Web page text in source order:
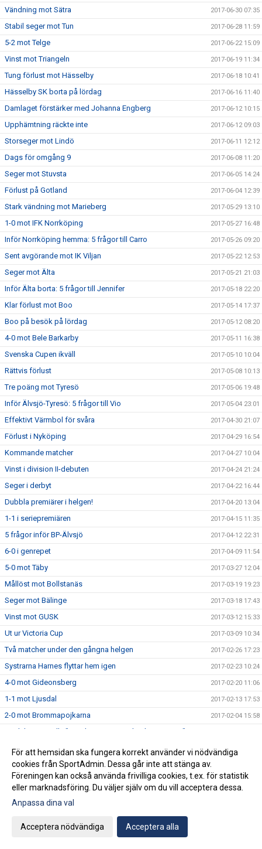
Vändning mot Sätra 2017-06-30 07:35
Stabil seger mot Tun 2017-06-28 11:59
5-2 mot Telge 2017-06-22 15:09
Vinst mot Triangeln 2017-06-19 11:34
Tung förlust mot Hässelby 2017-06-18 10:41
Hässelby SK borta på lördag 2017-06-16 11:40
Damlaget förstärker med Johanna Engberg 2017-06-12 10:15
Upphämtning räckte inte 2017-06-12 09:03
Storseger mot Lindö 2017-06-11 12:12
Dags för omgång 9 2017-06-08 11:20
Seger mot Stuvsta 2017-06-05 14:24
Förlust på Gotland 2017-06-04 12:39
Stark vändning mot Marieberg 2017-05-29 13:10
1-0 mot IFK Norrköping 2017-05-27 16:48
Inför Norrköping hemma: 5 frågor till Carro 2017-05-26 09:20
Sent avgörande mot IK Viljan 2017-05-22 12:53
Seger mot Älta 2017-05-21 21:03
Inför Älta borta: 5 frågor till Jennifer 2017-05-18 22:20
Klar förlust mot Boo 2017-05-14 17:37
Boo på besök på lördag 2017-05-12 08:20
4-0 mot Bele Barkarby 2017-05-11 16:38
Svenska Cupen ikväll 2017-05-10 10:04
Rättvis förlust 2017-05-08 10:13
Tre poäng mot Tyresö 2017-05-06 19:48
Inför Älvsjö-Tyresö: 5 frågor till Vio 2017-05-04 23:01
Effektivt Värmbol för svåra 2017-04-30 21:07
Förlust i Nyköping 2017-04-29 16:54
Kommande matcher 2017-04-27 10:04
Vinst i division II-debuten 2017-04-24 21:24
Seger i derbyt 2017-04-22 16:44
Dubbla premiärer i helgen! 2017-04-20 13:04
1-1 i seriepremiären 2017-04-15 11:35
5 frågor inför BP-Älvsjö 2017-04-12 22:31
6-0 i genrepet 2017-04-09 11:54
5-0 mot Täby 2017-03-27 12:04
Mållöst mot Bollstanäs 2017-03-19 19:23
Seger mot Bälinge 2017-03-18 17:43
Vinst mot GUSK 2017-03-12 15:33
Ut ur Victoria Cup 2017-03-09 10:34
Två matcher under den gångna helgen 2017-02-26 17:23
Systrarna Harnes flyttar hem igen 2017-02-23 10:24
4-0 mot Gideonsberg 2017-02-20 11:06
1-1 mot Ljusdal 2017-02-13 17:53
2-0 mot Brommapojkarna 2017-02-04 15:58
Fredrika Hartzell - " Jag känner att jag har hamnat rätt"
Semi respektive återkval i Nyköping Futsal Cup 2017-01-30 13:21
Isabelle Käller ny lagkapten 2017-01-24 11:27
Seger respektive semifinal i NFF-cupen 2017-01-14 18:57
Finalförlust i förlängningen
Vidare till slutspelet i ST-cupen
För att hemsidan ska fungera korrekt använder vi nödvändiga
cookies från SportAdmin. Dessa går inte att stänga av.
Föreningen kan också använda frivilliga cookies, t.ex. för statistik
eller marknadsföring. Du väljer själv om du vill acceptera dessa.
Anpassa dina val
Acceptera nödvändiga Acceptera alla